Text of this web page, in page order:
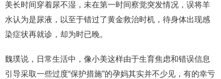
美长时间穿着尿不湿，未在第一时间察觉突发情况，误将羊
水认为是尿液，以至于错过了黄金救治时机，待身体出现感
染症状再就诊，却为时已晚。
魏璞说，日常生活中，像小美这样由于生育焦虑和错误信息
引导采取一些过度“保护措施”的孕妈其实并不少见，有的幸亏